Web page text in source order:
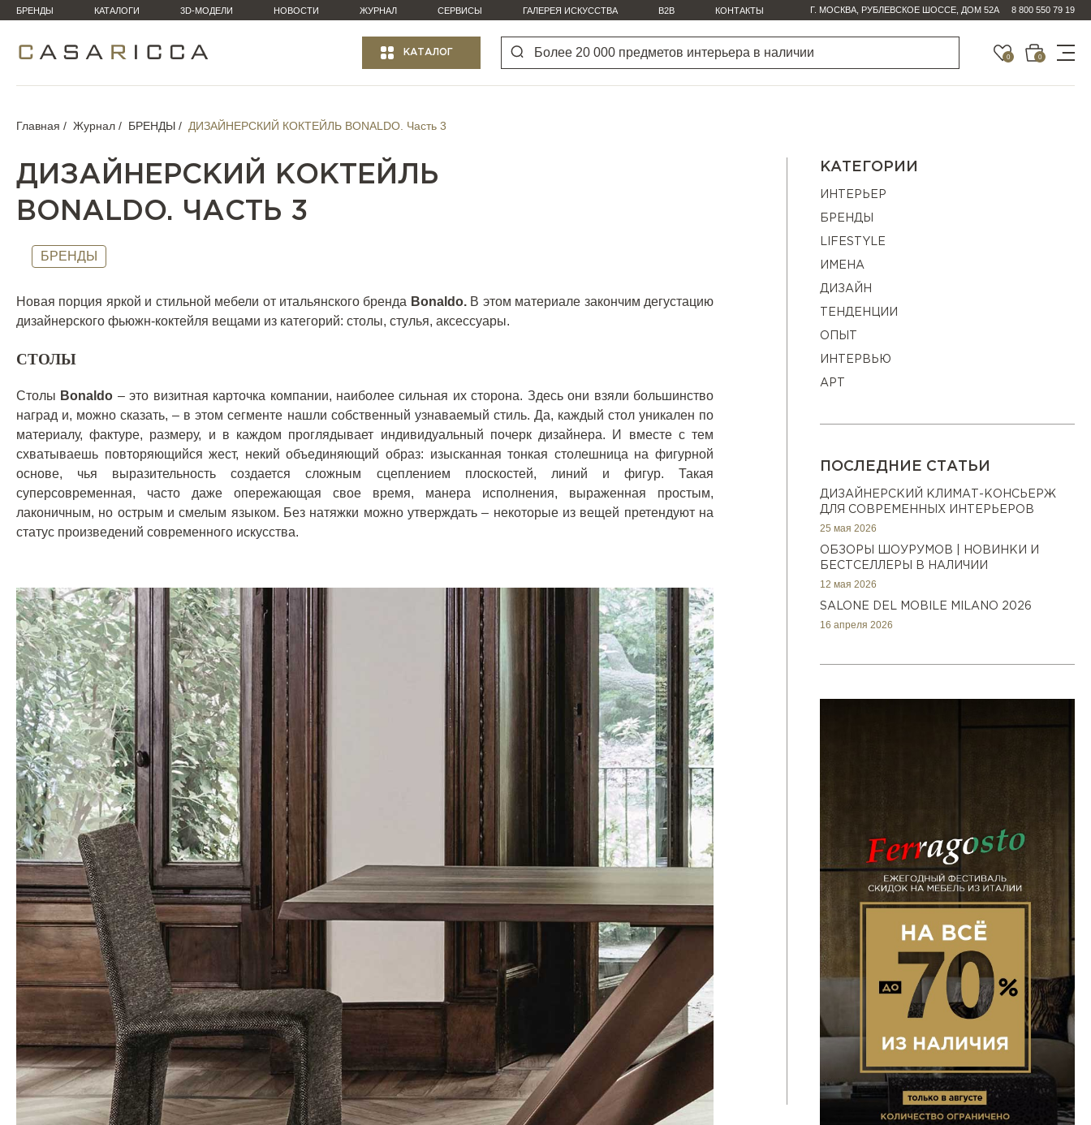
БРЕНДЫ КАТАЛОГИ 3D-МОДЕЛИ НОВОСТИ ЖУРНАЛ СЕРВИСЫ ГАЛЕРЕЯ ИСКУССТВА B2B КОНТАКТЫ Г. МОСКВА, РУБЛЕВСКОЕ ШОССЕ, ДОМ 52А 8 800 550 79 19
КАТАЛОГ 0 0
Главная Журнал БРЕНДЫ ДИЗАЙНЕРСКИЙ КОКТЕЙЛЬ BONALDO. Часть 3
ДИЗАЙНЕРСКИЙ КОКТЕЙЛЬ
BONALDO. ЧАСТЬ 3
БРЕНДЫ
Новая порция яркой и стильной мебели от итальянского бренда Bonaldo.В этом материале закончим дегустацию
дизайнерского фьюжн-коктейля вещами из категорий: столы, стулья, аксессуары.
СТОЛЫ
Столы Bonaldo – это визитная карточка компании, наиболее сильная их сторона. Здесь они взяли большинство
наград и, можно сказать, – в этом сегменте нашли собственный узнаваемый стиль. Да, каждый стол уникален по
материалу, фактуре, размеру, и в каждом проглядывает индивидуальный почерк дизайнера. И вместе с тем
схватываешь повторяющийся жест, некий объединяющий образ: изысканная тонкая столешница на фигурной
основе, чья выразительность создается сложным сцеплением плоскостей, линий и фигур. Такая
суперсовременная, часто даже опережающая свое время, манера исполнения, выраженная простым,
лаконичным, но острым и смелым языком. Без натяжки можно утверждать – некоторые из вещей претендуют на
статус произведений современного искусства.
КАТЕГОРИИ
ИНТЕРЬЕР
БРЕНДЫ
LIFESTYLE
ИМЕНА
ДИЗАЙН
ТЕНДЕНЦИИ
ОПЫТ
ИНТЕРВЬЮ
АРТ
ПОСЛЕДНИЕ СТАТЬИ
ДИЗАЙНЕРСКИЙ КЛИМАТ-КОНСЬЕРЖ
ДЛЯ СОВРЕМЕННЫХ ИНТЕРЬЕРОВ
25 мая 2026
ОБЗОРЫ ШОУРУМОВ | НОВИНКИ И
БЕСТСЕЛЛЕРЫ В НАЛИЧИИ
12 мая 2026
SALONE DEL MOBILE MILANO 2026
16 апреля 2026